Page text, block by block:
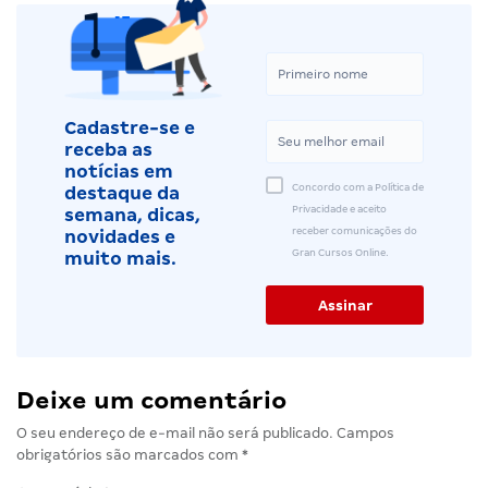
Cadastre-se e
receba as
notícias em
destaque da
semana, dicas,
novidades e
muito mais.
Concordo com a Política de
Privacidade e aceito
receber comunicações do
Gran Cursos Online.
Deixe um comentário
O seu endereço de e-mail não será publicado. Campos
obrigatórios são marcados com *